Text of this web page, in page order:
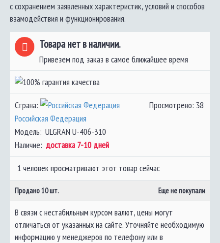
с сохранением заявленных характеристик, условий и способов
взамодействия и функционирования.
Товара нет в наличии.
Привезем под заказ в самое ближайшее время
Просмотрено: 38
Страна:
Российская Федерация
Модель: ULGRAN U-406-310
Наличие: доставка 7-10 дней
1 человек просматривают этот товар сейчас
Продано10шт. Еще не покупали
В связи с нестабильным курсом валют, цены могут
отличаться от указанных на сайте. Уточняйте необходимую
информацию у менеджеров по телефону или в